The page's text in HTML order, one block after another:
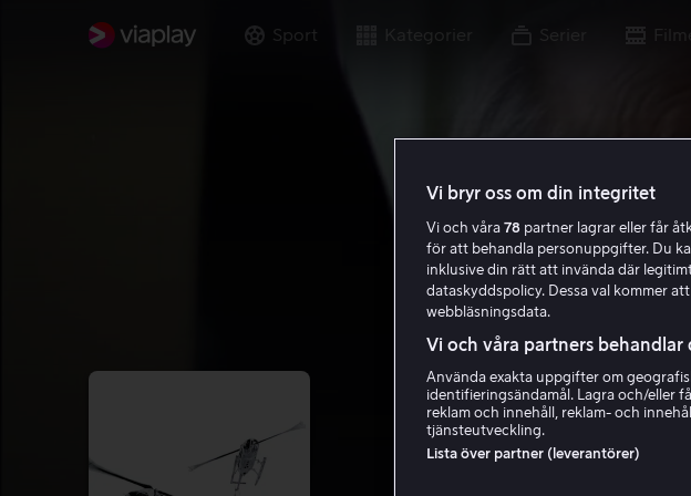
Sport Kategorier Serier
Vi bryr oss om din integritet
Vi och våra 78 partner lagrar eller får
för att behandla personuppgifter. Du
inklusive din rätt att invända där
dataskyddspolicy. Dessa val kommer
webbläsningsdata.
Vi och våra partners
Använda exakta uppgifter om
identifieringsändamål. Lagra och/eller
reklam och innehåll, reklam- och
tjänsteutveckling.
Lista över partner (leverantörer)